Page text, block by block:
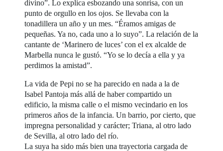
divino”. Lo explica esbozando una sonrisa, con un
punto de orgullo en los ojos. Se llevaba con la
tonadillera un año y un mes. “Éramos amigas de
pequeñas. Ya no, cada uno a lo suyo”. La relación de la
cantante de ‘Marinero de luces’ con el ex alcalde de
Marbella nunca le gustó. “Yo se lo decía a ella y ya
perdimos la amistad”.
La vida de Pepi no se ha parecido en nada a la de
Isabel Pantoja más allá de haber compartido un
edificio, la misma calle o el mismo vecindario en los
primeros años de la infancia. Un barrio, por cierto, que
impregna personalidad y carácter; Triana, al otro lado
de Sevilla, al otro lado del río.
La suya ha sido más bien una trayectoria cargada de